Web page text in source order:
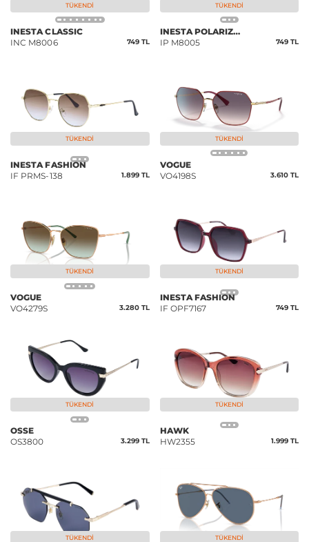
TÜKENDI
INESTA CLASSIC
INC M8006
749 TL
TÜKENDI
INESTA POLARIZED
IP M8005
749 TL
TÜKENDI
INESTA FASHION
IF PRMS-138
1.899 TL
TÜKENDI
VOGUE
VO4198S
3.610 TL
TÜKENDI
VOGUE
VO4279S
3.280 TL
TÜKENDI
INESTA FASHION
IF OPF7167
749 TL
TÜKENDI
OSSE
OS3800
3.299 TL
TÜKENDI
HAWK
HW2355
1.999 TL
TÜKENDI TÜKENDI